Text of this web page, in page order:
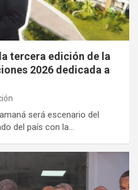
tercera edición de la
2026 dedicada a
será escenario del
del país con la…